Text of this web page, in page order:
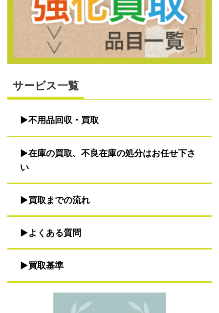
サービス一覧
不用品回収・買取
在庫の買取、不良在庫の処分はお任せ下さ
い
買取までの流れ
よくある質問
買取基準